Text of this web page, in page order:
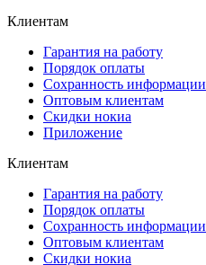
Клиентам
Гарантия на работу
Порядок оплаты
Сохранность информации
Оптовым клиентам
Скидки нокиа
Приложение
Клиентам
Гарантия на работу
Порядок оплаты
Сохранность информации
Оптовым клиентам
Скидки нокиа